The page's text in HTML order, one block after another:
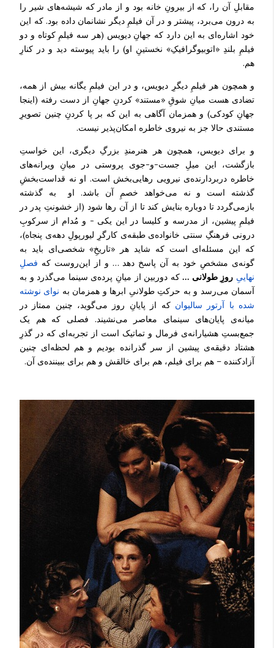
مقابلِ آن را، که از بیرونِ خانه بود و از مادر که شیشه‌های شیر را
به درون می‌برد، پیشتر و در آن فیلمِ دیگر نشانمان داده بود. که این
خود اشاره‌ای به این دارد که جهانِ دیویس (هر سه فیلمِ کوتاه و دو
فیلمِ بلندِ «اتوبیوگرافیکِ» نخستینِ او) را باید پیوسته دید و در کنارِ
هم.
و همچون هر فیلمِ دیگرِ دیویس، و در این فیلمِ یگانه بیش از همه،
تضادی هست میانِ شوقِ «مستند» کردنِ جهانِ از دست رفته (اینجا
جهانِ کودکی) و همزمان آگاهی به این که بر پا کردنِ چنین تصویرِ
مستندی حالا جز به نیروی خاطره امکان‌پذیر نیست.
و برای دیویس، همچون هر هنرمندِ بزرگِ دیگری، این خواستِ
بازگشت، این میلِ جست-و-جوی پروستی در میانِ ویرانه‌های
خاطره دربردارنده‌ی نیرویی رهایی‌بخش است. او نه قداست‌بخشِ
گذشته است و نه می‌خواهد خصمِ آن باشد. او به گذشته
بازمی‌گردد تا دوباره بنایش کند تا از آن رها شود (از خشونتِ پدر در
فیلمِ پیشین، از مدرسه و کلیسا در این یکی - و مُدام از سرکوبِ
درونی فرهنگِ سنتی خانواده‌ی طبقه‌ی کارگرِ لیورپولِ دهه‌ی پنجاه)،
که این مسئله‌ای است که شاید هر «تاریخِ» شخصی‌ای باید به
گونه‌ی مشخصِ خود به آن پاسخ دهد … و از این‌روست که فصلِ
نهاییِ روزِ طولانی …که دوربین از میانِ پرده‌ی سینما می‌گذرد و به
آسمان می‌رسد و به حرکتِ طولانیِ ابرها و همزمان به نوای نوشته
شده با آرتور سالیوان که از پایانِ روز می‌گوید، چنین ممتاز در
میانه‌ی پایان‌های سینمای معاصر می‌نشیند. فصلی که هم یک
جمع‌بستِ هشیارانه‌ی فرمال و تماتیک است از تجربه‌ای که در گذرِ
هشتاد دقیقه‌ی پیشین از سر گذرانده‌ بودیم و هم لحظه‌ای چنین
آزاد‌کننده – هم برای فیلم، هم برای خالقش و هم برای ببیننده‌ی آن.